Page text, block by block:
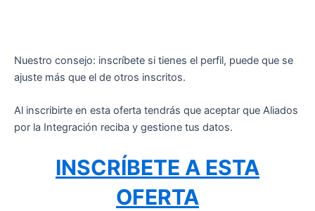
Nuestro consejo: inscríbete si tienes el perfil, puede que se
ajuste más que el de otros inscritos.
Al inscribirte en esta oferta tendrás que aceptar que Aliados
por la Integración reciba y gestione tus datos.
INSCRÍBETE A ESTA
OFERTA